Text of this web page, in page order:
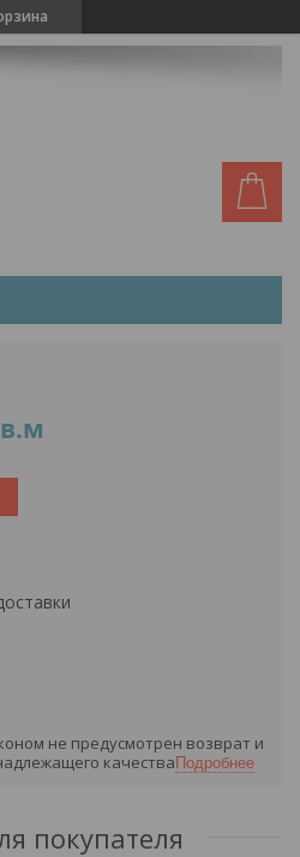
не предусмотрен возврат и
качестваПодробнее
покупателя